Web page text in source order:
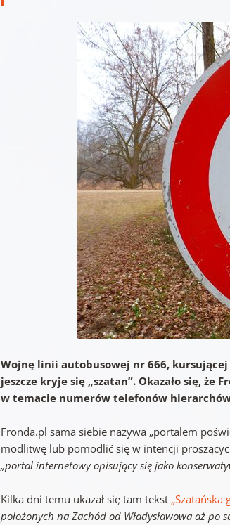
Wojnę linii autobusowej nr 666,
jeszcze kryje się „szatan”. Okazało się,
w temacie numerów telefonów hierarchów
Fronda.pl sama siebie nazywa „portalem
modlitwę lub pomodlić się w intencji
„portal internetowy opisujący się jako
Kilka dni temu ukazał się tam tekst „Szatańska
położonych na Zachód od Władysławowa aż